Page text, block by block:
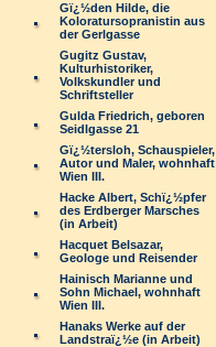
Gï¿½den Hilde, die
Koloratursopranistin aus
der Gerlgasse
Gugitz Gustav,
Kulturhistoriker,
Volkskundler und
Schriftsteller
Gulda Friedrich, geboren
Seidlgasse 21
Gï¿½tersloh, Schauspieler,
Autor und Maler, wohnhaft
Wien III.
Hacke Albert, Schï¿½pfer
des Erdberger Marsches
(in Arbeit)
Hacquet Belsazar,
Geologe und Reisender
Hainisch Marianne und
Sohn Michael, wohnhaft
Wien III.
Hanaks Werke auf der
Landstraï¿½e (in Arbeit)